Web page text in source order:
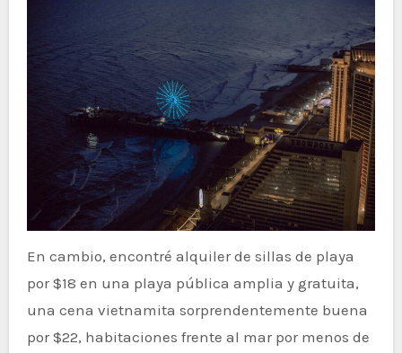
En cambio, encontré alquiler de sillas de playa
por $18 en una playa pública amplia y gratuita,
una cena vietnamita sorprendentemente buena
por $22, habitaciones frente al mar por menos de